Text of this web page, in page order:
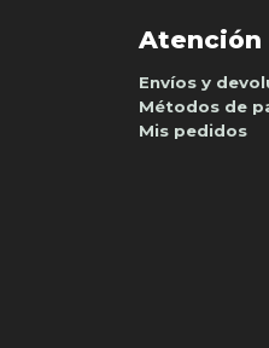
Atención
Envíos y
Métodos de
Mis pedidos